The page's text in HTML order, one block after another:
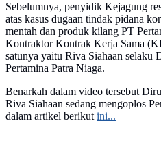
Sebelumnya, penyidik Kejagung
atas kasus dugaan tindak pidana
mentah dan produk kilang PT
Kontraktor Kontrak Kerja Sama
satunya yaitu Riva Siahaan
Pertamina Patra Niaga.
Benarkah dalam video tersebut
Riva Siahaan sedang mengoplos
dalam artikel berikut ini...